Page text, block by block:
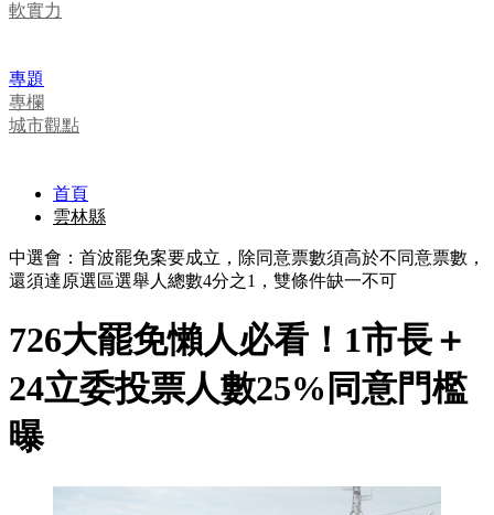
軟實力
專題
專欄
城市觀點
首頁
雲林縣
中選會：首波罷免案要成立，除同意票數須高於不同意票數，
還須達原選區選舉人總數4分之1，雙條件缺一不可
726大罷免懶人必看！1市長＋
24立委投票人數25%同意門檻
曝